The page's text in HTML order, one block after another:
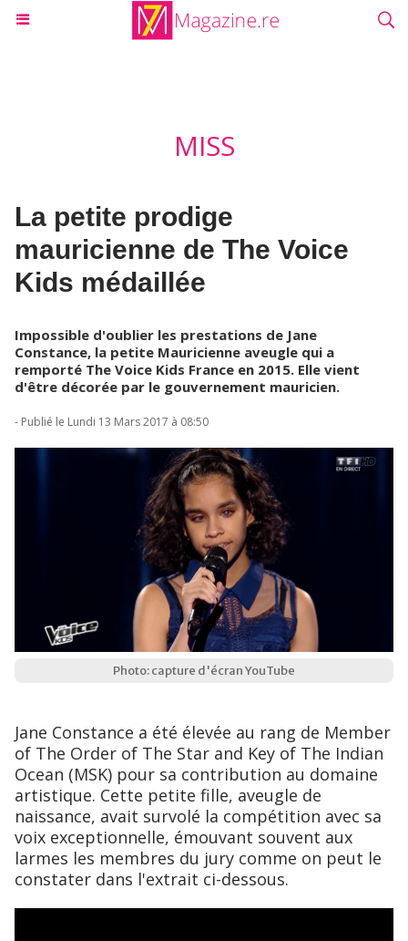
MISS
La petite prodige
mauricienne de The Voice
Kids médaillée
Impossible d'oublier les prestations de Jane
Constance, la petite Mauricienne aveugle qui a
remporté The Voice Kids France en 2015. Elle vient
d'être décorée par le gouvernement mauricien.
- Publié le Lundi 13 Mars 2017 à 08:50
Photo: capture d'écran YouTube
Jane Constance a été élevée au rang de Member
of The Order of The Star and Key of The Indian
Ocean (MSK) pour sa contribution au domaine
artistique. Cette petite fille, aveugle de
naissance, avait survolé la compétition avec sa
voix exceptionnelle, émouvant souvent aux
larmes les membres du jury comme on peut le
constater dans l'extrait ci-dessous.